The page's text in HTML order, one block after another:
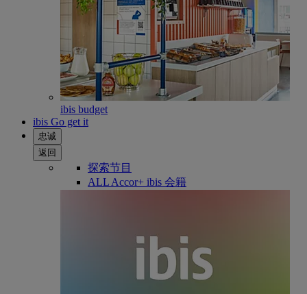
ibis budget
ibis Go get it
忠诚
返回
探索节目
ALL Accor+ ibis 会籍